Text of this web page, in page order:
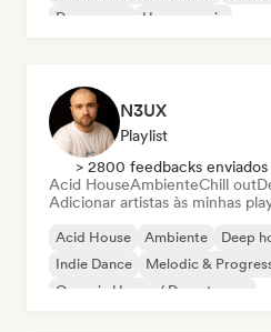
Dream pop
House music
N3UX
Playlist
> 2800 feedbacks enviados
Acid HouseAmbienteChill out
Adicionar artistas às minhas
Acid House Ambiente Deep
Indie Dance
Melodic &
Organic House / Downtempo